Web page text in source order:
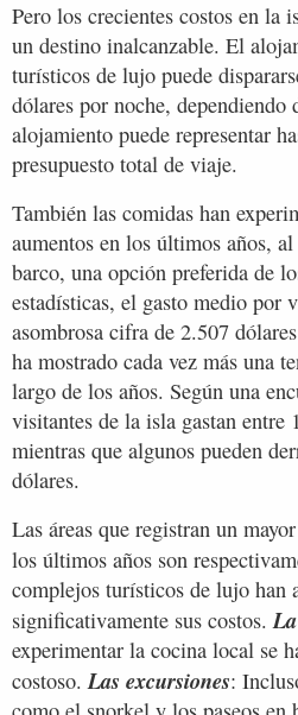
Pero los crecientes costos en la
un destino inalcanzable. El
turísticos de lujo puede
dólares por noche,
alojamiento puede representar
presupuesto total de viaje.
También las comidas han
aumentos en los últimos años,
barco, una opción preferida de
estadísticas, el gasto medio por
asombrosa cifra de 2.507
ha mostrado cada vez más una
largo de los años. Según una
visitantes de la isla gastan entre
mientras que algunos pueden
dólares.
Las áreas que registran un
los últimos años son
complejos turísticos de lujo han
significativamente sus costos.
experimentar la cocina local se
costoso.Las excursiones: